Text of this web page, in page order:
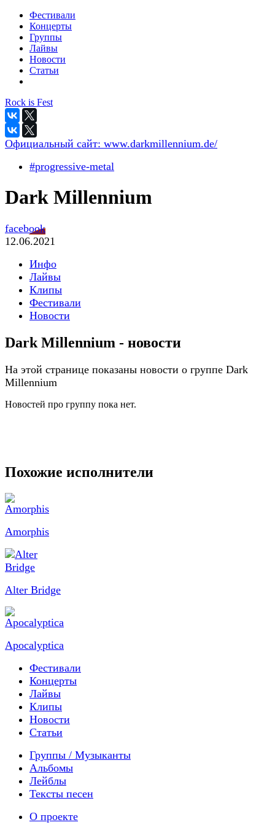
Фестивали
Концерты
Группы
Лайвы
Новости
Статьи
Rock is Fest
Официальный сайт: www.darkmillennium.de/
#progressive-metal
Dark Millennium
facebook
12.06.2021
Инфо
Лайвы
Клипы
Фестивали
Новости
Dark Millennium - новости
На этой странице показаны новости о группе Dark
Millennium
Новостей про группу пока нет.
Похожие исполнители
Amorphis
Alter Bridge
Apocalyptica
Фестивали
Концерты
Лайвы
Клипы
Новости
Статьи
Группы / Музыканты
Альбомы
Лейблы
Тексты песен
О проекте